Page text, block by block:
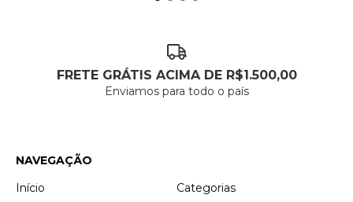
FRETE GRÁTIS ACIMA DE R$1.500,00
Enviamos para todo o país
NAVEGAÇÃO
Início
Categorias